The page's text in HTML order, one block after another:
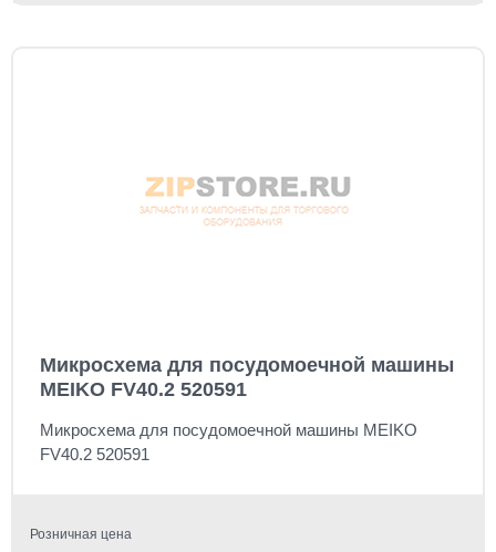
Микросхема для посудомоечной машины
MEIKO FV40.2 520591
Микросхема для посудомоечной машины MEIKO
FV40.2 520591
Розничная цена